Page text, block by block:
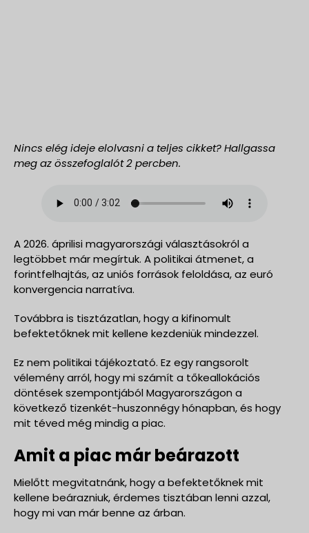
Nincs elég ideje elolvasni a teljes cikket? Hallgassa
meg az összefoglalót 2 percben.
A 2026. áprilisi magyarországi választásokról a
legtöbbet már megírtuk. A politikai átmenet, a
forintfelhajtás, az uniós források feloldása, az euró
konvergencia narratíva.
Továbbra is tisztázatlan, hogy a kifinomult
befektetőknek mit kellene kezdeniük mindezzel.
Ez nem politikai tájékoztató. Ez egy rangsorolt
vélemény arról, hogy mi számít a tőkeallokációs
döntések szempontjából Magyarországon a
következő tizenkét-huszonnégy hónapban, és hogy
mit téved még mindig a piac.
Amit a piac már beárazott
Mielőtt megvitatnánk, hogy a befektetőknek mit
kellene beárazniuk, érdemes tisztában lenni azzal,
hogy mi van már benne az árban.